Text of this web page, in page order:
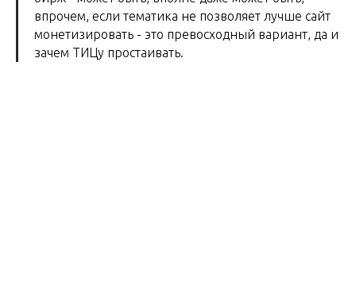
впрочем, если тематика не позволяет лучше сайт
монетизировать - это превосходный вариант, да и
зачем ТИЦу простаивать.